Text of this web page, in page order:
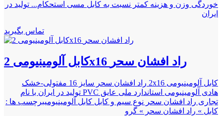
ﺧﻮﺭﺩگی وزن و هزینه کمتر نسبت به کابل مسی ﺍﺳﺘﺤﻜﺎﻡ... تولید در
ایران
تماس بگیرید
کابل آلومینیومی 2x16 راد افشان سحر
کابل آلومینیومی 2x16 راد افشان سحر سایز 16 مفتولی-خشک
هادی آلومینیومی استاندارد ملی عایق PVC تولید در ایران با نام
تجاری راد افشان سحر نوع سیم و کابل کابل آلومینیومیبرچسب ها :
کابل » راد افشان سحر » گرو